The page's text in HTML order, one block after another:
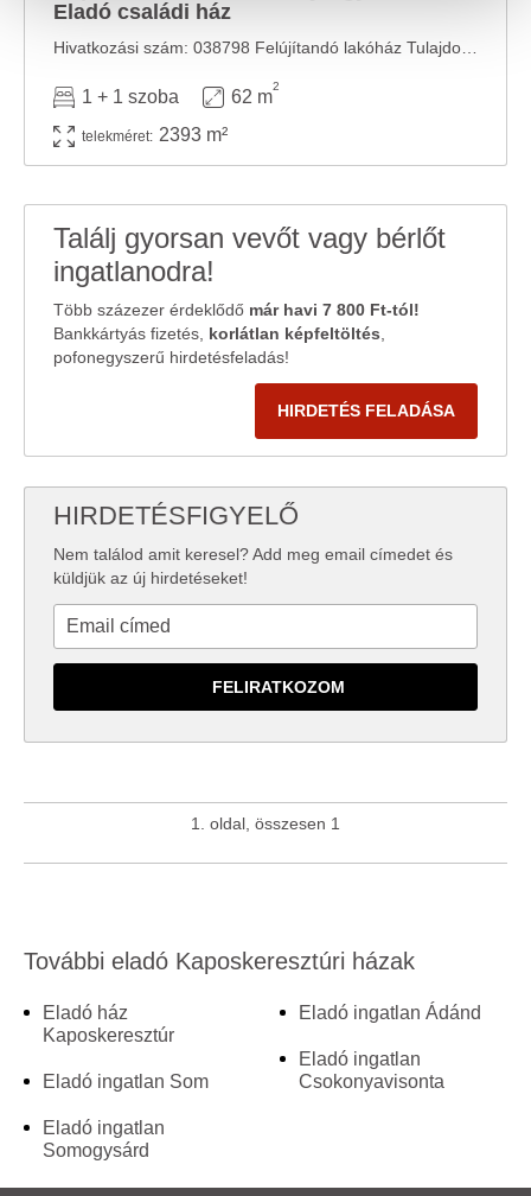
valamint weboldalforgalmunk elemzéséhez. Ezenkívül
megosztjuk az Ön weboldalhasználatra vonatkozó
adatait, akik kombinálhatják az adatokat más olyan
Ön által használt más szolgáltatásokból gyűjtöttek.
Eladó családi ház
1 + 1 szoba 62 m
2
telekméret: 2393 m²
Találj gyorsan vevőt vagy bérlőt
ingatlanodra!
Több százezer érdeklődő már havi 7 800 Ft-tól!
Bankkártyás fizetés, korlátlan képfeltöltés
pofonegyszerű hirdetésfeladás!
HIRDETÉS FELADÁSA
HIRDETÉSFIGYELŐ
Nem találod amit keresel? Add meg email címedet és
küldjük az új hirdetéseket!
1. oldal, összesen 1
További eladó Kaposkeresztúri házak
Eladó ház
Kaposkeresztúr
Eladó ingatlan Som
Eladó ingatlan
Somogysárd
Eladó ingatlan Ádánd
Eladó ingatlan
Csokonyavisonta